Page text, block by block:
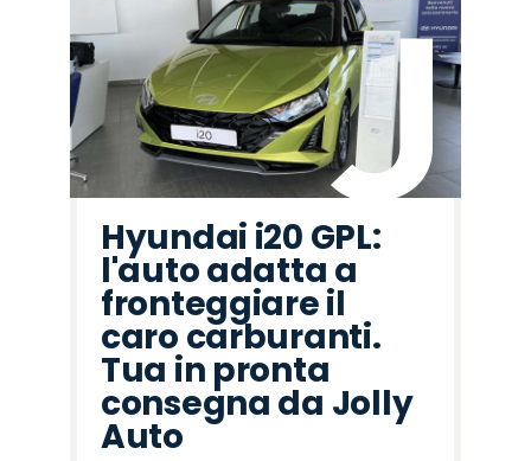
Hyundai i20 GPL:
l'auto adatta a
fronteggiare il
caro carburanti.
Tua in pronta
consegna da Jolly
Auto